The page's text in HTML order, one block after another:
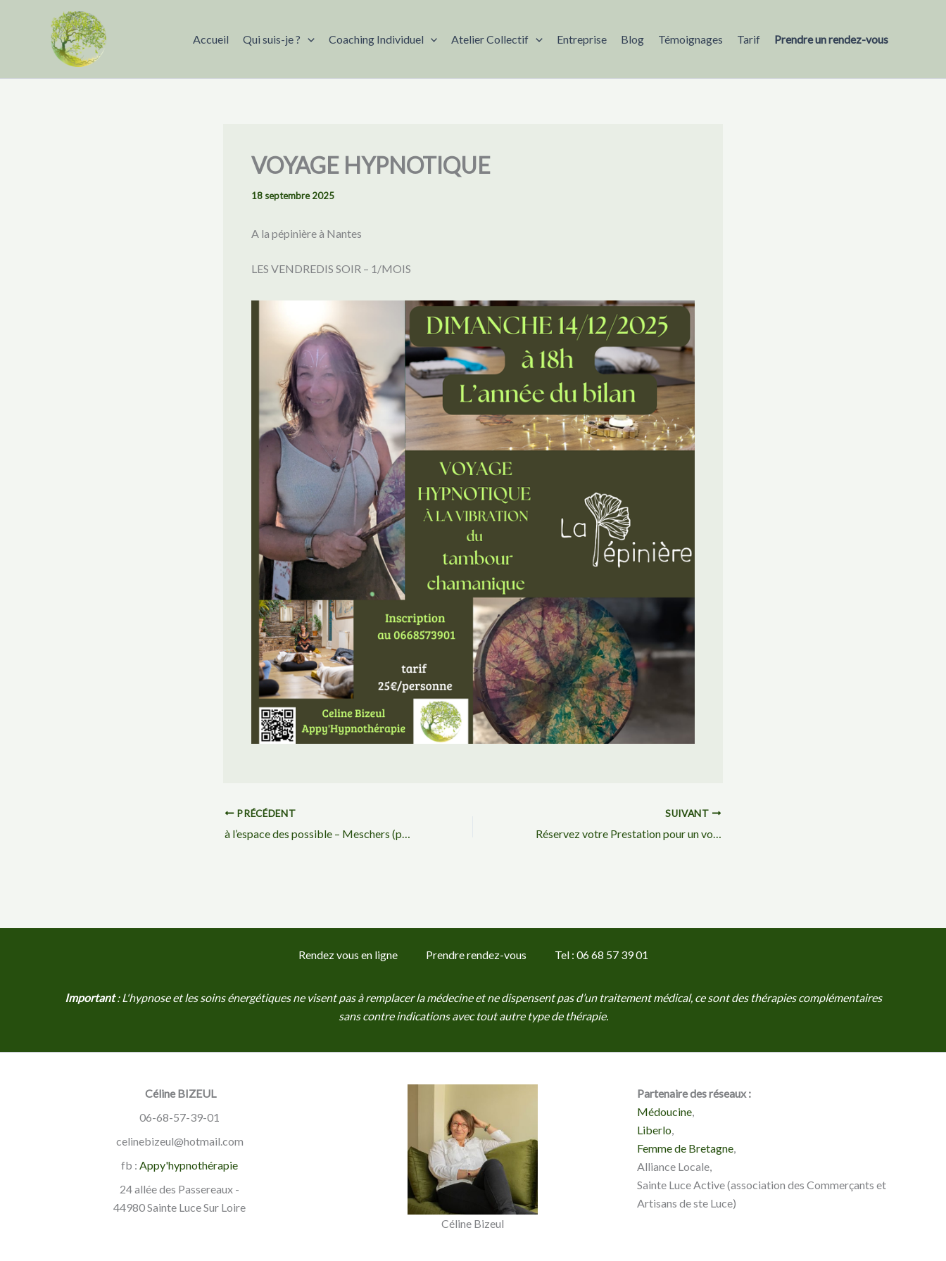
Accueil Qui suis-je ? Coaching Individuel Atelier Collectif Entreprise Blog Témoignages Tarif Prendre un rendez-vous
VOYAGE HYPNOTIQUE
18 septembre 2025
A la pépinière à Nantes
LES VENDREDIS SOIR – 1/MOIS
PRÉCÉDENT SUIVANT
Rendez vous en ligne Prendre rendez-vous Tel : 06 68 57 39 01
Important: L'hypnose et les soins énergétiques ne visent pas à remplacer la médecine et ne dispensent pas d’un traitement médical, ce sont des thérapies complémentaires
sans contre indications avec tout autre type de thérapie.
Céline BIZEUL
06-68-57-39-01
celinebizeul@hotmail.com
fb :Appy'hypnothérapie
24 allée des Passereaux -
44980 Sainte Luce Sur Loire
Céline Bizeul
Partenaire des réseaux :
Médoucine,
Liberlo,
Femme de Bretagne,
Alliance Locale,
Sainte Luce Active (association des Commerçants et
Artisans de ste Luce)